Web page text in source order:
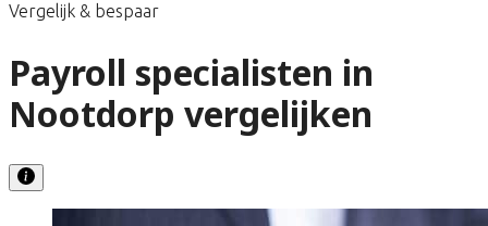
Vergelijk & bespaar
Payroll specialisten in
Nootdorp vergelijken